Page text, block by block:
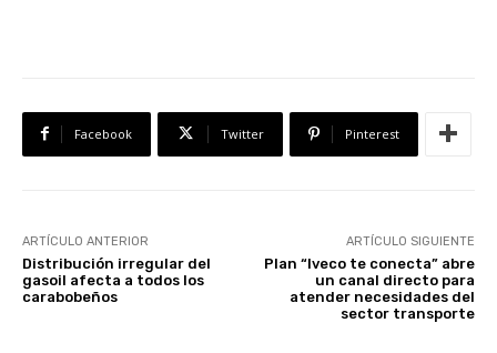
Facebook Twitter Pinterest
ARTÍCULO ANTERIOR
Distribución irregular del
gasoil afecta a todos los
carabobeños
ARTÍCULO SIGUIENTE
Plan “Iveco te conecta” abre
un canal directo para
atender necesidades del
sector transporte